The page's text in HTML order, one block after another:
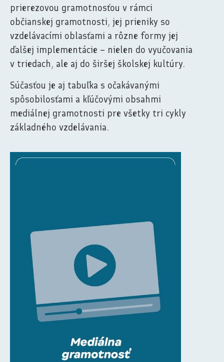
prierezovou gramotnosťou v rámci
občianskej gramotnosti, jej prieniky so
vzdelávacími oblasťami a rôzne formy jej
ďalšej implementácie – nielen do vyučovania
v triedach, ale aj do širšej školskej kultúry.
Súčasťou je aj tabuľka s očakávanými
spôsobilosťami a kľúčovými obsahmi
mediálnej gramotnosti pre všetky tri cykly
základného vzdelávania.